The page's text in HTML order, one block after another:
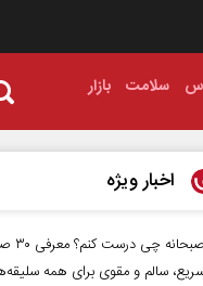
سلامت بازار
اخبار ویژه
سالم و مقوی برای همه